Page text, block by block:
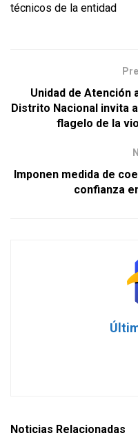
técnicos de la entidad
Unidad de Atención
Distrito Nacional invita
flagelo de la
Imponen medida de
confianza
Noticias Relacionadas